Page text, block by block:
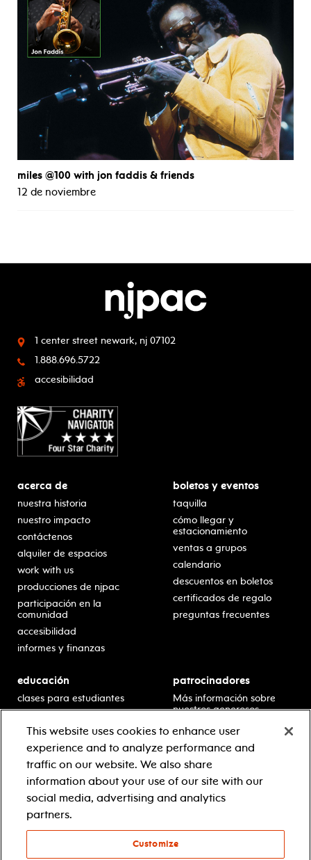
miles @100 with jon faddis & friends
12 de noviembre
1 center street newark, nj 07102
1.888.696.5722
accesibilidad
acerca de
nuestra historia
nuestro impacto
contáctenos
alquiler de espacios
work with us
producciones de njpac
participación en la
comunidad
accesibilidad
informes y finanzas
boletos y eventos
taquilla
cómo llegar y
estacionamiento
ventas a grupos
calendario
descuentos en boletos
certificados de regalo
preguntas frecuentes
educación
clases para estudiantes
escolar
residencias en escuelas
desarrollo profesional
recursos para docentes
comuníquese con el
equipo educativo
patrocinadores
Más información sobre
nuestros generosos
This website uses cookies to enhance user
experience and to analyze performance and
traffic on our website. We also share
information about your use of our site with our
social media, advertising and analytics
partners.
Customize